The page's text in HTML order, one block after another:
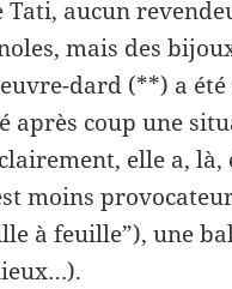
Tati, aucun
mais des
dard (**) a été
après coup une
elle a, là,
moins
à feuille”), une